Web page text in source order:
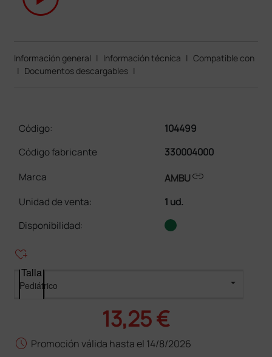
Información general | Información técnica | Compatible con
| Documentos descargables |
Código:
104499
Código fabricante
330004000
Marca
AMBUlink
Unidad de venta:
1 ud.
Disponibilidad:
heart_plus
Talla
13,25 €
schedule Promoción válida hasta el 14/8/2026